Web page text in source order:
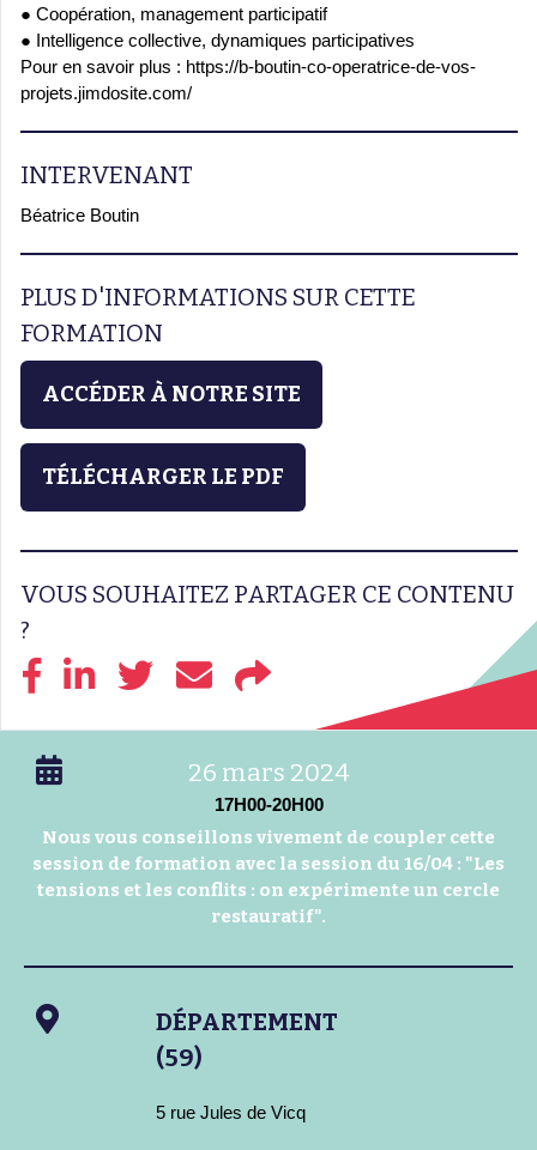
● Coopération, management participatif
● Intelligence collective, dynamiques participatives
Pour en savoir plus : https://b-boutin-co-operatrice-de-vos-
projets.jimdosite.com/
INTERVENANT
Béatrice Boutin
PLUS D'INFORMATIONS SUR CETTE
FORMATION
ACCÉDER À NOTRE SITE
TÉLÉCHARGER LE PDF
VOUS SOUHAITEZ PARTAGER CE CONTENU
?
26 mars 2024
17H00-20H00
Nous vous conseillons vivement de coupler cette
session de formation avec la session du 16/04 : "Les
tensions et les conflits : on expérimente un cercle
restauratif".
DÉPARTEMENT
(59)
5 rue Jules de Vicq